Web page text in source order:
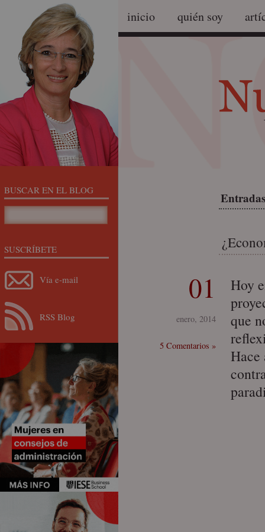
inicio quién soy
01
enero, 2014
5 Comentarios »
Hoy
que
Hace
BUSCAR EN EL BLOG
SUSCRÍBETE
Vía e-mail
RSS Blog